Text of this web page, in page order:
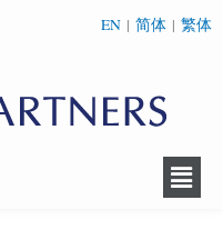
EN | 简体 | 繁体